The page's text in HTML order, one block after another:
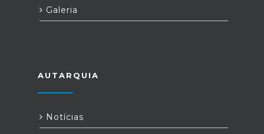
Galeria
AUTARQUIA
Notícias